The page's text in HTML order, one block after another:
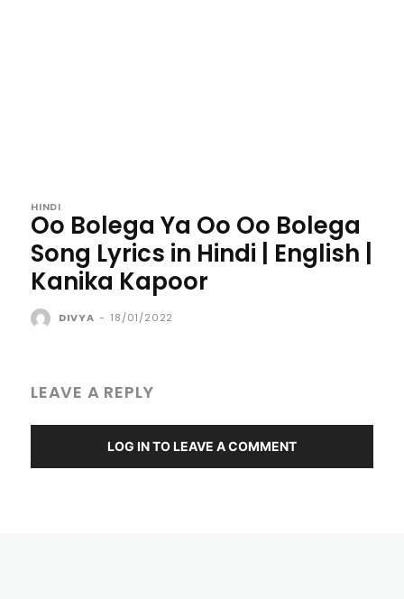
HINDI
Oo Bolega Ya Oo Oo Bolega
Song Lyrics in Hindi | English |
Kanika Kapoor
DIVYA - 18/01/2022
LEAVE A REPLY
LOG IN TO LEAVE A COMMENT